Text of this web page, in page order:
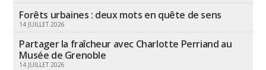
Forêts urbaines : deux mots en quête de sens
14 JUILLET 2026
Partager la fraîcheur avec Charlotte Perriand au
Musée de Grenoble
14 JUILLET 2026